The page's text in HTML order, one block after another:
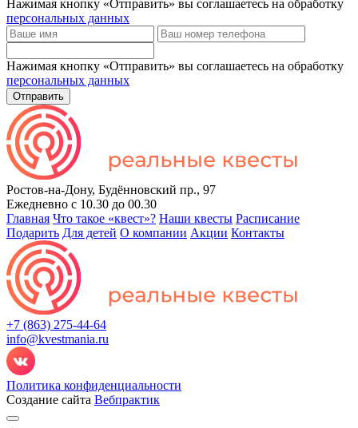
Нажимая кнопку «Отправить» вы соглашаетесь на обработку
персональных данных
Нажимая кнопку «Отправить» вы соглашаетесь на обработку
персональных данных
Отправить
Ростов-на-Дону, Будённовский пр., 97
Ежедневно с 10.30 до 00.30
Главная Что такое «квест»? Наши квесты Расписание
Подарить Для детей О компании Акции Контакты
+7 (863) 275-44-64
info@kvestmania.ru
Политика конфиденциальности
Создание сайта Вебпрактик